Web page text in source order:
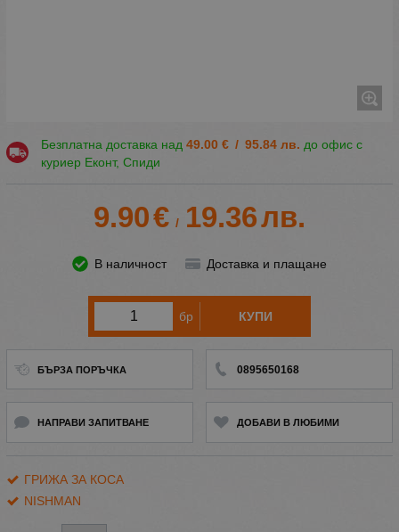
Безплатна доставка над 49.00 € / 95.84 лв. до офис с
куриер Еконт, Спиди
9.90€ / 19.36лв.
В наличност Доставка и плащане
бр КУПИ
БЪРЗА ПОРЪЧКА 0895650168
НАПРАВИ ЗАПИТВАНЕ ДОБАВИ В ЛЮБИМИ
ГРИЖА ЗА КОСА
NISHMAN